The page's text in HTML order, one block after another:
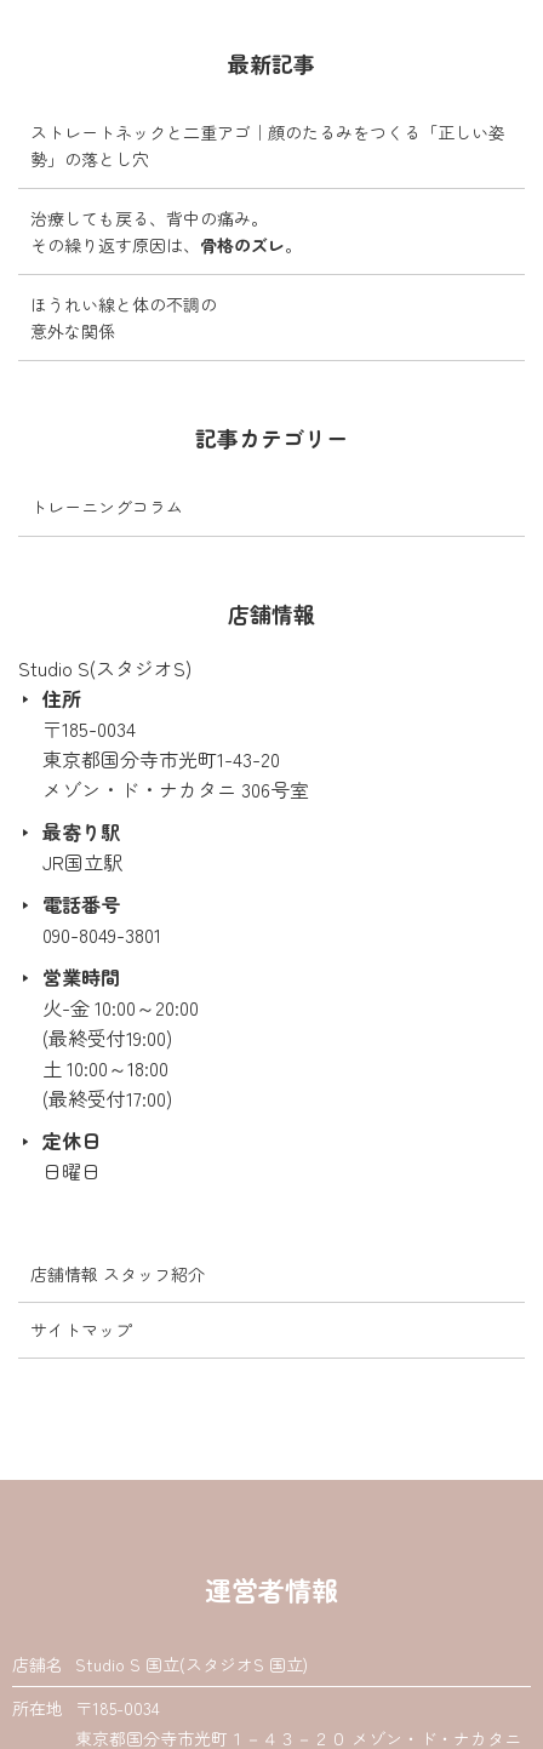
最新記事
ストレートネックと二重アゴ｜顔のたるみをつくる「正しい姿
勢」の落とし穴
治療しても戻る、背中の痛み。
その繰り返す原因は、 骨格のズレ。
ほうれい線と体の不調の
意外な関係
記事カテゴリー
トレーニングコラム
店舗情報
Studio S(スタジオS)
住所
〒185-0034
東京都国分寺市光町1-43-20
メゾン・ド・ナカタニ 306号室
最寄り駅
JR国立駅
電話番号
090-8049-3801
営業時間
火-金 10:00～20:00
(最終受付19:00)
土 10:00～18:00
(最終受付17:00)
定休日
日曜日
店舗情報 スタッフ紹介
サイトマップ
運営者情報
店舗名
Studio S 国立(スタジオS 国立)
所在地
〒185-0034
東京都国分寺市光町１－４３－２０ メゾン・ド・ナカタニ